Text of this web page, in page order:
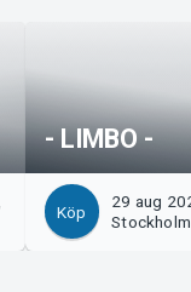
- LIMBO -
Köp
29 aug
Stockholm